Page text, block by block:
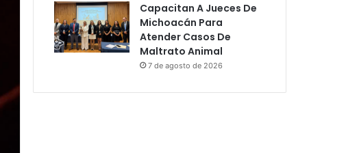
Capacitan A Jueces De
Michoacán Para
Atender Casos De
Maltrato Animal
7 de agosto de 2026